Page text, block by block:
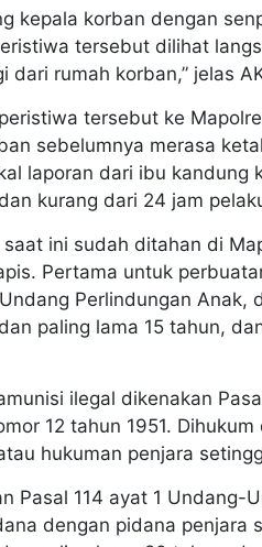
kepala korban dengan
tersebut dilihat
rumah korban,” jelas
tersebut ke
sebelumnya merasa
laporan dari ibu kandung
kurang dari 24 jam
ini sudah ditahan di
Pertama untuk
Perlindungan Anak,
paling lama 15 tahun,
ilegal dikenakan
12 tahun 1951.
hukuman penjara
Pasal 114 ayat 1 Undang-
dengan pidana penjara